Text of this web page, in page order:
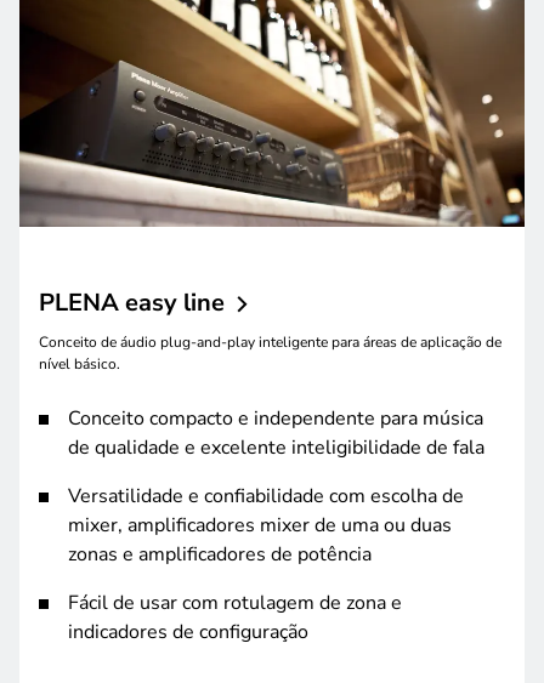
PLENA easy line
Conceito de áudio plug-and-play inteligente para áreas de aplicação de
nível básico.
Conceito compacto e independente para música
de qualidade e excelente inteligibilidade de fala
Versatilidade e confiabilidade com escolha de
mixer, amplificadores mixer de uma ou duas
zonas e amplificadores de potência
Fácil de usar com rotulagem de zona e
indicadores de configuração